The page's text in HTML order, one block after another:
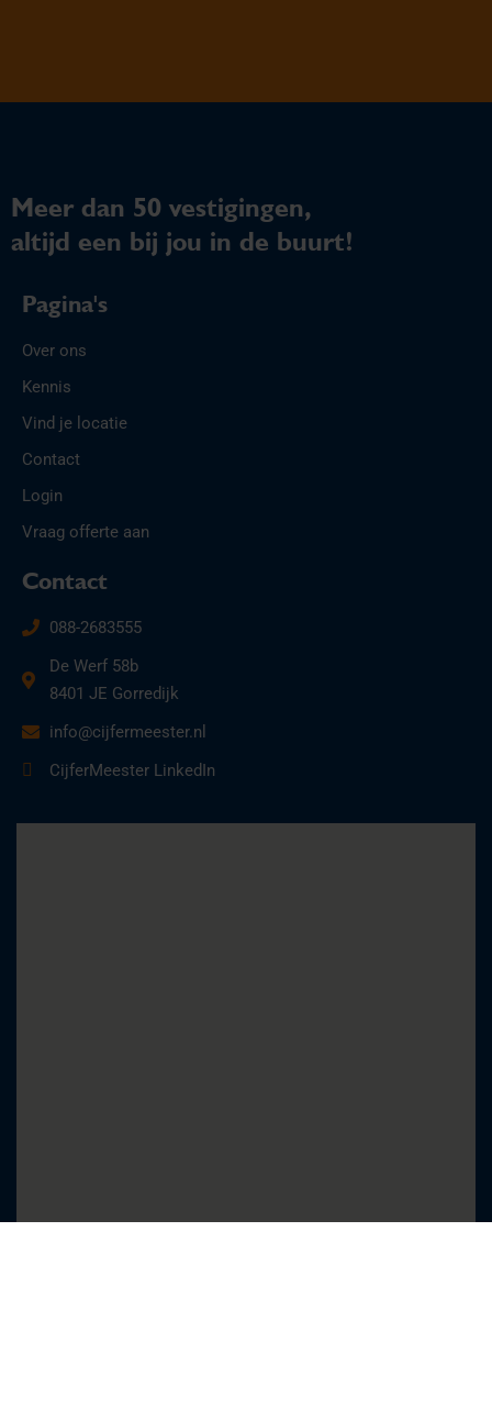
Meer dan 50 vestigingen,
altijd een bij jou in de buurt!
Pagina's
Over ons
Kennis
Vind je locatie
Contact
Login
Vraag offerte aan
Contact
088-2683555
De Werf 58b
8401 JE Gorredijk
info@cijfermeester.nl
CijferMeester LinkedIn